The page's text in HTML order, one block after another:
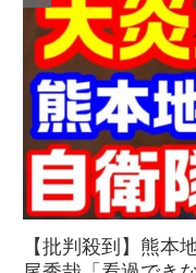
【批判殺到】熊